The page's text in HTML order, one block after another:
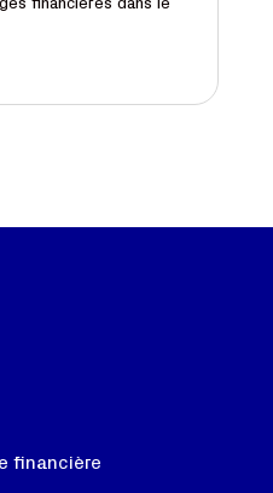
financières dans le
financière